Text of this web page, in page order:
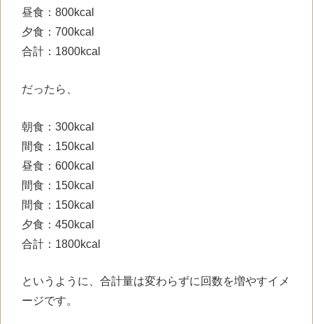
昼食：800kcal
夕食：700kcal
合計：1800kcal
だったら、
朝食：300kcal
間食：150kcal
昼食：600kcal
間食：150kcal
間食：150kcal
夕食：450kcal
合計：1800kcal
というように、合計量は変わらずに回数を増やすイメ
ージです。